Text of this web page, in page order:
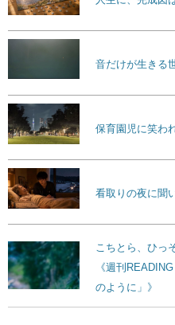
音だけが生きる
保育園児に笑わ
看取りの夜に聞
こちとら、ひっ
《週刊
のように」》